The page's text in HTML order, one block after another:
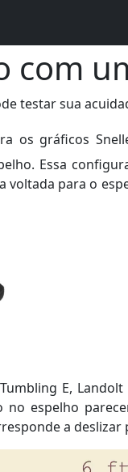
com
testar sua
os gráficos
Essa
voltada para o
E,
espelho
a deslizar